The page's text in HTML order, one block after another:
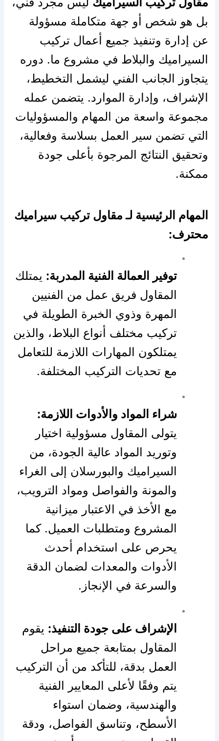
بل هو شخص أو جهة متكاملة مسؤولة
عن إدارة وتنفيذ جميع أعمال تركيب
السيراميك والبلاط في مشروع ما. دوره
يتجاوز الجانب الفني ليشمل التخطيط،
الإشراف، وإدارة الموارد. يتضمن عمله
مجموعة واسعة من المهام والمسؤوليات
التي تضمن سير العمل بسلاسة وفعالية،
وتحقيق النتائج المرجوة بأعلى جودة
ممكنة.
المهام الرئيسية لـ مقاول تركيب سيراميك
محترف:
توفير العمالة الفنية المدربة: يمتلك
المقاول فريق عمل من الفنيين
المهرة وذوي الخبرة الطويلة في
تركيب مختلف أنواع البلاط، والذين
يمتلكون المهارات اللازمة للتعامل
مع تحديات التركيب المختلفة.
شراء المواد والأدوات اللازمة:
يتولى المقاول مسؤولية اختيار
وتوريد المواد عالية الجودة، من
السيراميك والبورسلان إلى الغراء
والمونة والفواصل ومواد الترويب،
مع الأخذ في الاعتبار ميزانية
المشروع ومتطلبات العميل. كما
يحرص على استخدام أحدث
الأدوات والمعدات لضمان الدقة
والسرعة في الإنجاز.
الإشراف على جودة التنفيذ: يقوم
المقاول بمتابعة جميع مراحل
العمل بدقة، للتأكد من أن التركيب
يتم وفقًا لأعلى المعايير الفنية
والهندسية، وضمان استواء
الأسطح، وتناسق الفواصل، ودقة